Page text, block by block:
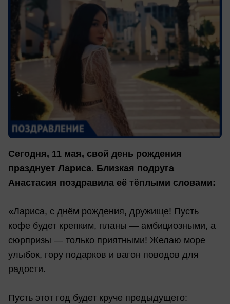
Сегодня, 11 мая, свой день рождения
празднует Лариса. Близкая подруга
Анастасия поздравила её тёплыми словами:
«Лариса, с днём рождения, дружище! Пусть
кофе будет крепким, планы — амбициозными, а
сюрпризы — только приятными! Желаю море
улыбок, гору подарков и вагон поводов для
радости.
Пусть этот год будет круче предыдущего: